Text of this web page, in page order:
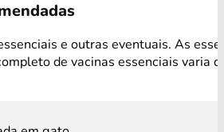
e outras eventuais. As
de vacinas essenciais varia